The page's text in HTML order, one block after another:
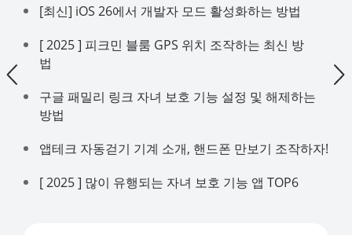
[최신] iOS 26에서 개발자 모드 활성화하는 방법
[ 2025 ] 피크민 블룸 GPS 위치 조작하는 최신 방
법
구글 패밀리 링크 자녀 보호 기능 설정 및 해제하는
방법
앱테크 자동걷기 기계 소개, 핸드폰 만보기 조작하자!
[ 2025 ] 많이 유행되는 자녀 보호 기능 앱 TOP6